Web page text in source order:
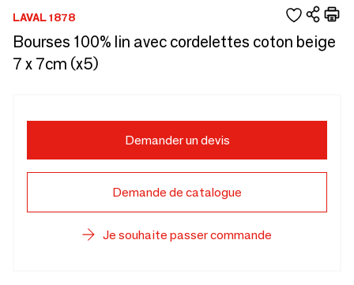
LAVAL 1878
Bourses 100% lin avec cordelettes coton beige
7 x 7cm (x5)
Demander un devis
Demande de catalogue
Je souhaite passer commande